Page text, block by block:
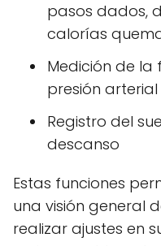
pasos dados,
calorías
Medición de
presión arterial
Registro del
descanso
Estas funciones
una visión general
realizar ajustes en